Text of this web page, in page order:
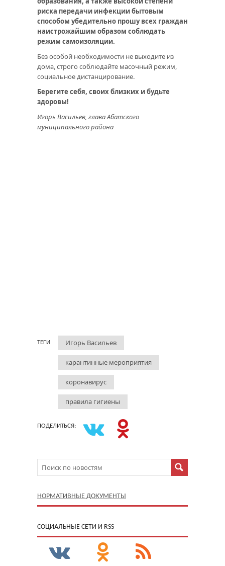
риска передачи инфекции бытовым
способом убедительно прошу всех граждан
наистрожайшим образом соблюдать
режим самоизоляции.
Без особой необходимости не выходите из
дома, строго соблюдайте масочный режим,
социальное дистанцирование.
Берегите себя, своих близких и будьте
здоровы!
Игорь Васильев, глава Абатского
муниципального района
ТЕГИ Игорь Васильев
карантинные мероприятия
коронавирус
правила гигиены
ПОДЕЛИТЬСЯ:
НОРМАТИВНЫЕ ДОКУМЕНТЫ
CОЦИАЛЬНЫЕ СЕТИ И RSS